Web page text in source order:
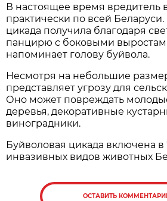
В настоящее время вредитель
практически по всей
цикада получила благодаря
панцирю с боковыми
напоминает голову буйвола.
Несмотря на небольшие
представляет угрозу для
Оно может повреждать
деревья, декоративные
виноградники.
Буйволовая цикада включена
инвазивных видов животных
ОСТАВИТЬ